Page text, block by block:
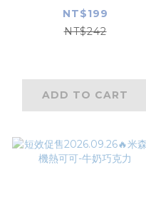
NT$199
NT$242
ADD TO CART